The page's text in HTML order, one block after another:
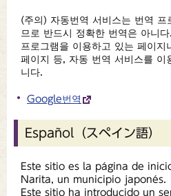
(주의) 자동번역 서비스는 번역 프
므로 반드시 정확한 번역은 아니다.
프로그램을 이용하고 있는 페이지
페이지 등, 자동 번역 서비스를 이
니다.
Google번역
Español（スペイン語）
Este sitio es la página de
Narita, un municipio japonés.
Este sitio ha introducido un